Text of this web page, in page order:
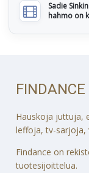
Sadie
hahmo on
FINDANCE
Hauskoja juttuja,
leffoja, tv-sarjoja,
Findance on
tuotesijoittelua.